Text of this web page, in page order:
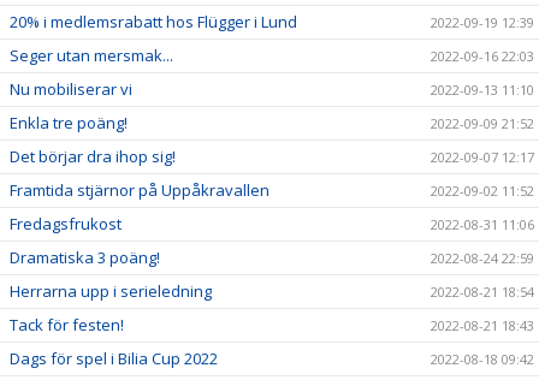
20% i medlemsrabatt hos Flügger i Lund 2022-09-19 12:39
Seger utan mersmak... 2022-09-16 22:03
Nu mobiliserar vi 2022-09-13 11:10
Enkla tre poäng! 2022-09-09 21:52
Det börjar dra ihop sig! 2022-09-07 12:17
Framtida stjärnor på Uppåkravallen 2022-09-02 11:52
Fredagsfrukost 2022-08-31 11:06
Dramatiska 3 poäng! 2022-08-24 22:59
Herrarna upp i serieledning 2022-08-21 18:54
Tack för festen! 2022-08-21 18:43
Dags för spel i Bilia Cup 2022 2022-08-18 09:42